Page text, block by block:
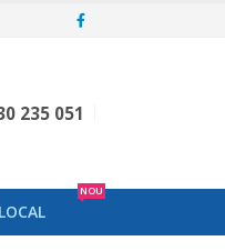
235 051
NOU